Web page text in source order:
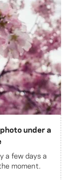
under a
a few days a
moment.